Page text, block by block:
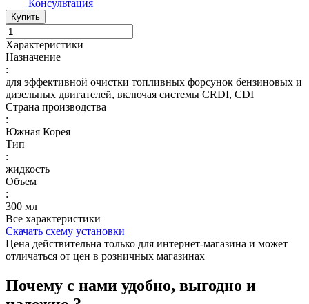
Консультация
Купить
Характеристики
Назначение
:
для эффективной очистки топливных форсунок бензиновых и
дизельных двигателей, включая системы CRDI, CDI
Страна производства
:
Южная Корея
Тип
:
жидкость
Объем
:
300 мл
Все характеристики
Скачать схему установки
Цена действительна только для интернет-магазина и может
отличаться от цен в розничных магазинах
Почему с нами удобно, выгодно и